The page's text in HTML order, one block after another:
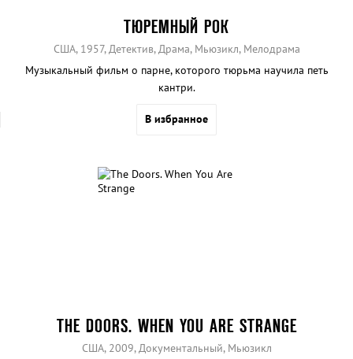
ТЮРЕМНЫЙ РОК
США, 1957, Детектив, Драма, Мьюзикл, Мелодрама
Музыкальный фильм о парне, которого тюрьма научила петь
кантри.
В избранное
THE DOORS. WHEN YOU ARE STRANGE
США, 2009, Документальный, Мьюзикл